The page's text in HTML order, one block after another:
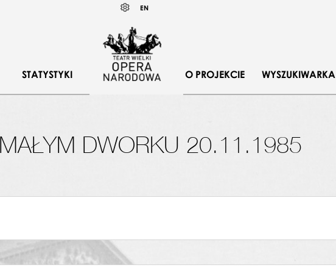
język
EN
STATYSTYKI O PROJEKCIE WYSZUKIWARKA
DWORKU 20.11.1985